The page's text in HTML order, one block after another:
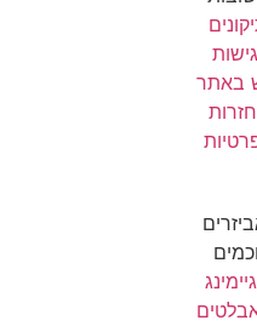
באתר